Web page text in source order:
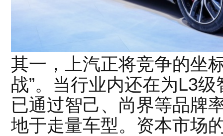
其一，上汽正将竞争的坐
战”。当行业内还在为L3
已通过智己、尚界等品牌
地于走量车型。资本市场